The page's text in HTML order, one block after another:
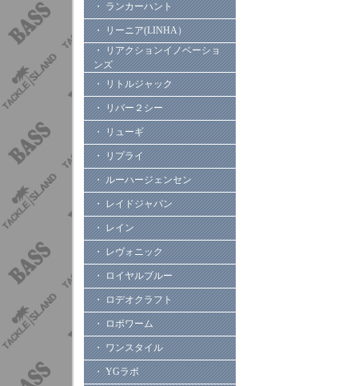
・ ランカーハント
・ リーニア(LINHA）
・ リアクションイノベーショ
ンズ
・ リトルジャック
・ リバー２シー
・ リューギ
・ リプライ
・ ルーハージェンセン
・ レイドジャパン
・ レイン
・ レヴォニック
・ ロイヤルブルー
・ ロデオクラフト
・ ロボワーム
・ ワンスタイル
・ YGラボ